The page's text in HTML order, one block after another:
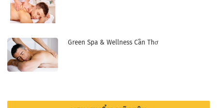
Green Spa & Wellness Cần Thơ